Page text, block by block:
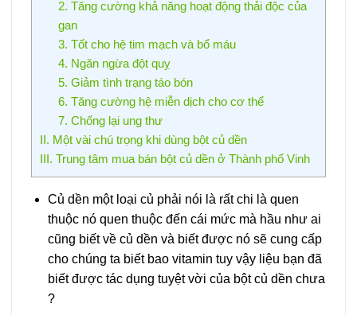
2. Tăng cường khả năng hoạt động thải độc của
gan
3. Tốt cho hệ tim mạch và bổ máu
4. Ngăn ngừa đột quỵ
5. Giảm tình trạng táo bón
6. Tăng cường hệ miễn dịch cho cơ thể
7. Chống lại ung thư
II. Một vài chú trọng khi dùng bột củ dền
III. Trung tâm mua bán bột củ dền ở Thành phố Vinh
Củ dền một loại củ phải nói là rất chi là quen
thuộc nó quen thuộc đến cái mức mà hầu như ai
cũng biết về củ dền và biết được nó sẽ cung cấp
cho chúng ta biết bao vitamin tuy vậy liệu bạn đã
biết được tác dụng tuyệt vời của bột củ dền chưa
?